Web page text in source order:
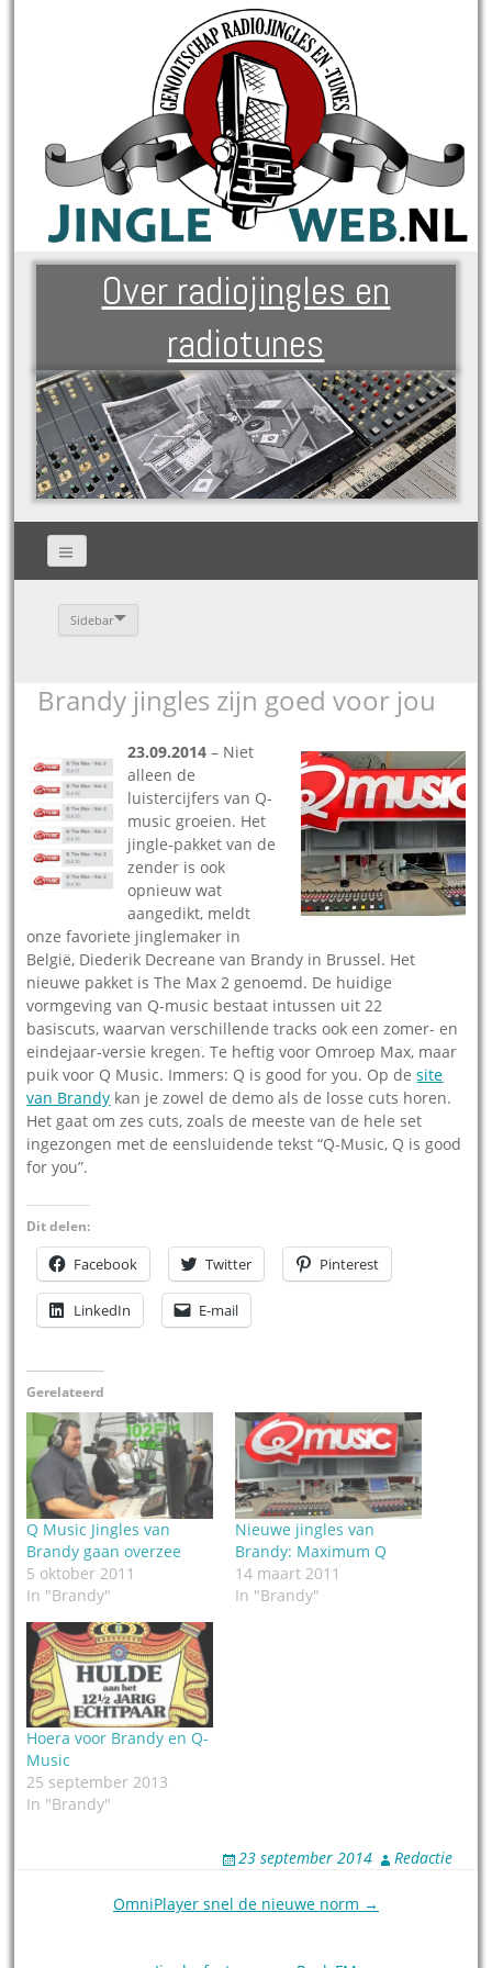
Over radiojingles en
radiotunes
Sidebar
Brandy jingles zijn goed voor jou
23.09.2014 – Niet
alleen de
luistercijfers van Q-
music groeien. Het
jingle-pakket van de
zender is ook
opnieuw wat
aangedikt, meldt
onze favoriete jinglemaker in
België, Diederik Decreane van Brandy in Brussel. Het
nieuwe pakket is The Max 2 genoemd. De huidige
vormgeving van Q-music bestaat intussen uit 22
basiscuts, waarvan verschillende tracks ook een zomer- en
eindejaar-versie kregen. Te heftig voor Omroep Max, maar
puik voor Q Music. Immers: Q is good for you. Op desite
van Brandy kan je zowel de demo als de losse cuts horen.
Het gaat om zes cuts, zoals de meeste van de hele set
ingezongen met de eensluidende tekst “Q-Music, Q is good
for you”.
Dit delen:
Facebook Twitter Pinterest
LinkedIn E-mail
Gerelateerd
Q Music Jingles van
Brandy gaan overzee
5 oktober 2011
In "Brandy"
Nieuwe jingles van
Brandy: Maximum Q
14 maart 2011
In "Brandy"
Hoera voor Brandy en Q-
Music
25 september 2013
In "Brandy"
23 september 2014 Redactie
OmniPlayer snel de nieuwe norm →